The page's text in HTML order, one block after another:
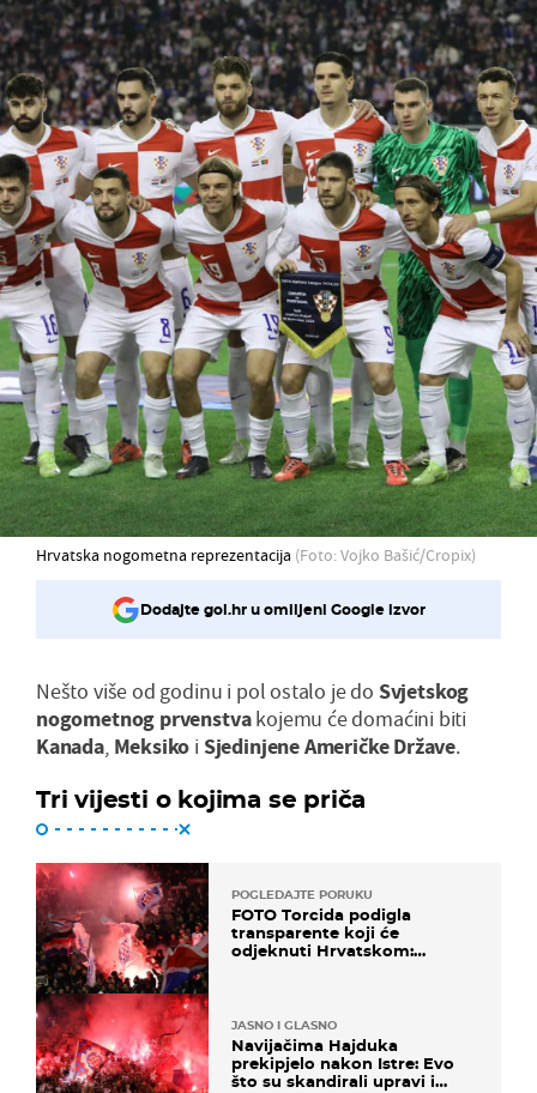
Hrvatska nogometna reprezentacija (Foto: Vojko Bašić/Cropix)
Dodajte gol.hr u omiljeni Google izvor
Nešto više od godinu i pol ostalo je do Svjetskog
nogometnog prvenstvakojemu će domaćini biti
Kanada, Meksiko i Sjedinjene Američke Države.
Tri vijesti o kojima se priča
POGLEDAJTE PORUKU
FOTO Torcida podigla
transparente koji će
odjeknuti Hrvatskom:
JASNO I GLASNO
Navijačima Hajduka
prekipjelo nakon Istre: Evo
što su skandirali upravi i